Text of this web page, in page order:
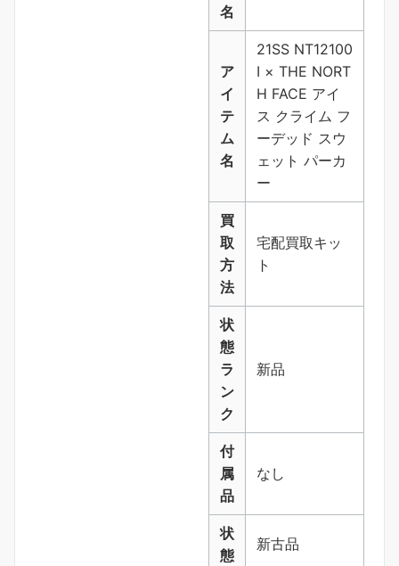
名
ア
イ
テ
ム
名
21SS NT12100
I × THE NORT
H FACE アイ
ス クライム フ
ーデッド スウ
ェット パーカ
ー
買
取
方
法
宅配買取キッ
ト
状
態
ラ
ン
ク
新品
付
属
品
なし
状
態
新古品